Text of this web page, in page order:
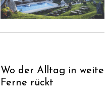
Wo der Alltag in weite
Ferne rückt